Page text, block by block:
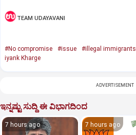
TEAM UDAYAVANI
#No compromise #issue #illegal immigrants
iyank Kharge
ADVERTISEMENT
ಇನ್ನಷ್ಟು ಸುದ್ದಿ ಈ ವಿಭಾಗದಿಂದ
7 hours ago 7 hours ago